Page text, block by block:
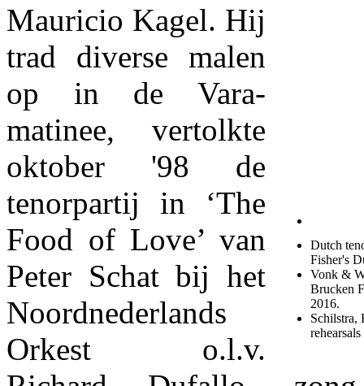
Dutch
Fisher's
Vonk &
Brucken
2016.
Schilstra,
Mauricio Kagel. Hij
trad diverse malen
op in de Vara-
matinee, vertolkte
oktober '98 de
tenorpartij in ‘The
Food of Love’ van
Peter Schat bij het
Noordnederlands
Orkest o.l.v.